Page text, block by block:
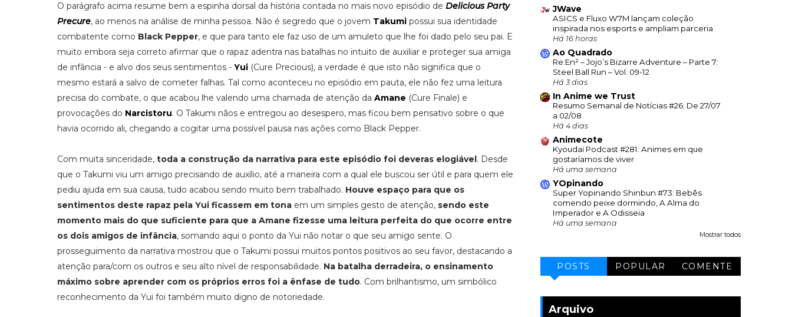
O parágrafo acima resume bem a espinha dorsal da história contada no mais novo episódio de Delicious Party
Precure, ao menos na análise de minha pessoa. Não é segredo que o jovem Takumi possui sua identidade
combatente como Black Pepper, e que para tanto ele faz uso de um amuleto que lhe foi dado pelo seu pai. E
muito embora seja correto afirmar que o rapaz adentra nas batalhas no intuito de auxiliar e proteger sua amiga
de infância - e alvo dos seus sentimentos - Yui (Cure Precious), a verdade é que isto não significa que o
mesmo estará a salvo de cometer falhas. Tal como aconteceu no episódio em pauta, ele não fez uma leitura
precisa do combate, o que acabou lhe valendo uma chamada de atenção da Amane (Cure Finale) e
provocações do Narcistoru. O Takumi nãos e entregou ao desespero, mas ficou bem pensativo sobre o que
havia ocorrido ali, chegando a cogitar uma possível pausa nas ações como Black Pepper.
Com muita sinceridade, toda a construção da narrativa para este episódio foi deveras elogiável. Desde
que o Takumi viu um amigo precisando de auxílio, até a maneira com a qual ele buscou ser útil e para quem ele
pediu ajuda em sua causa, tudo acabou sendo muito bem trabalhado. Houve espaço para que os
sentimentos deste rapaz pela Yui ficassem em tona em um simples gesto de atenção, sendo este
momento mais do que suficiente para que a Amane fizesse uma leitura perfeita do que ocorre entre
os dois amigos de infância, somando aqui o ponto da Yui não notar o que seu amigo sente. O
prosseguimento da narrativa mostrou que o Takumi possui muitos pontos positivos ao seu favor, destacando a
atenção para/com os outros e seu alto nível de responsabilidade. Na batalha derradeira, o ensinamento
máximo sobre aprender com os próprios erros foi a ênfase de tudo. Com brilhantismo, um simbólico
reconhecimento da Yui foi também muito digno de notoriedade.
JWave
ASICS e Fluxo W7M lançam coleção
inspirada nos esports e ampliam parceria
Há 16 horas
Ao Quadrado
Re:En² – Jojo’s Bizarre Adventure – Parte 7:
Steel Ball Run – Vol. 09-12
Há 3 dias
In Anime we Trust
Resumo Semanal de Notícias #26: De 27/07
a 02/08
Há 4 dias
Animecote
Kyoudai Podcast #281: Animes em que
gostaríamos de viver
Há uma semana
YOpinando
Super Yopinando Shinbun #73: Bebês
comendo peixe dormindo, A Alma do
Imperador e A Odisseia
Há uma semana
Mostrar todos
POSTS POPULAR COMENTE
Arquivo